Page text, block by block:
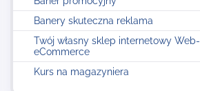
Banery skuteczna reklama
Twój własny sklep internetowy Web-
eCommerce
Kurs na magazyniera